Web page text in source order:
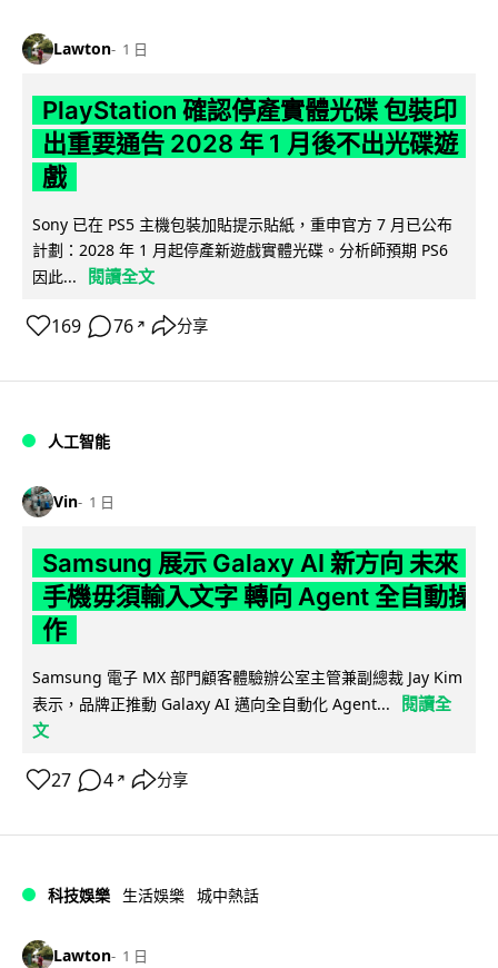
Lawton 1 日
PlayStation 確認停產實體光碟 包裝印
出重要通告 2028 年 1 月後不出光碟遊
戲
Sony 已在 PS5 主機包裝加貼提示貼紙，重申官方 7 月已公布
計劃：2028 年 1 月起停產新遊戲實體光碟。分析師預期 PS6
因此...
閱讀全文
169 76 ↗ 分享
人工智能
Vin 1 日
Samsung 展示 Galaxy AI 新方向 未來
手機毋須輸入文字 轉向 Agent 全自動操
作
Samsung 電子 MX 部門顧客體驗辦公室主管兼副總裁 Jay Kim
表示，品牌正推動 Galaxy AI 邁向全自動化 Agent...
閱讀全
文
27 4 ↗ 分享
科技娛樂 生活娛樂 城中熱話
Lawton 1 日